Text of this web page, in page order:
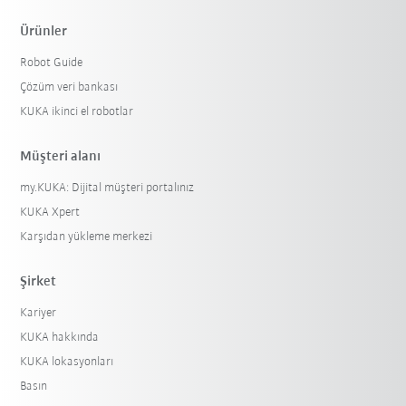
Ürünler
Robot Guide
Çözüm veri bankası
KUKA ikinci el robotlar
Müşteri alanı
my.KUKA: Dijital müşteri portalınız
KUKA Xpert
Karşıdan yükleme merkezi
Şirket
Kariyer
KUKA hakkında
KUKA lokasyonları
Basın